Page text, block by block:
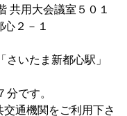
共用大会議室５０１
２－１
いたま新都心駅」
です。
通機関をご利用下さ